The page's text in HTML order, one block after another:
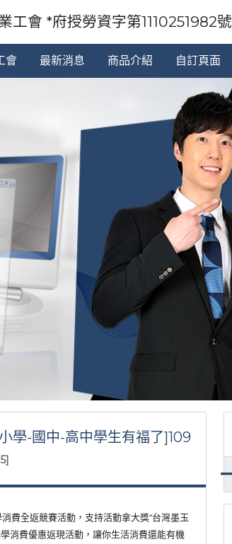
工會 *府授勞資字第1110251982
會 最新消息 商品介紹 自訂頁面
學-國中-高中學生有福了]109
費全返競賽活動，支持活動拿大獎“台灣墨玉
消費優惠返現活動，讓你生活消費還能有機